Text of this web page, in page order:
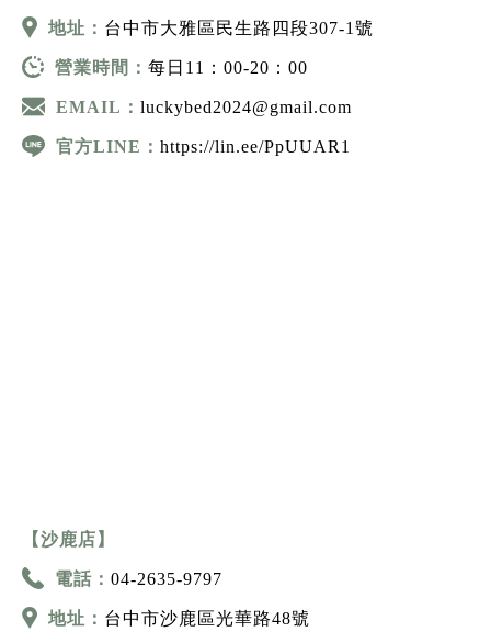
地址： 台中市大雅區民生路四段307-1號
營業時間： 每日11：00-20：00
EMAIL： luckybed2024@gmail.com
官方LINE： https://lin.ee/PpUUAR1
【沙鹿店】
電話： 04-2635-9797
地址： 台中市沙鹿區光華路48號